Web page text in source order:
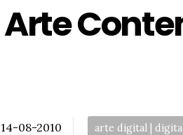
Arte
14-08-2010
Tags:
arte digital |